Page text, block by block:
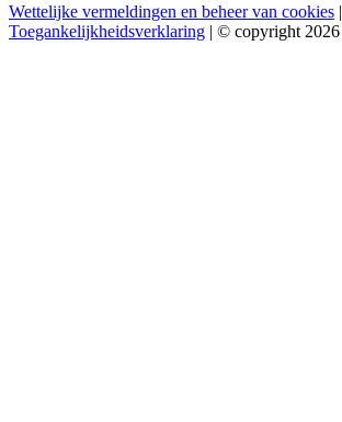
Wettelijke vermeldingen en beheer van cookies |
Toegankelijkheidsverklaring | © copyright 2026